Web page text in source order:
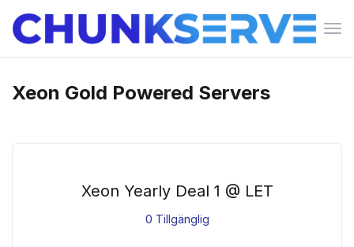
Xeon Gold Powered Servers
Xeon Yearly Deal 1 @ LET
0 Tillgänglig